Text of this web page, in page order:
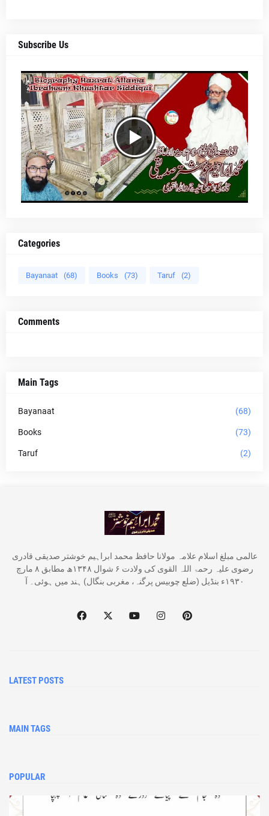
Subscribe Us
Categories
Bayanaat (68) Books (73) Taruf (2)
Comments
Main Tags
Bayanaat (68)
Books (73)
Taruf (2)
عالمی مبلغ اسلام علامہ مولانا حافظ محمد ابراہیم خوشتر صدیقی قادری
رضوی علیہ رحمۃ اللہ القوی کی ولادت ۶ شوال ۱۳۴۸ھ مطابق ۸ مارچ
۱۹۳۰ء بنڈیل (ضلع چوبیس پرگنہ، مغربی بنگال) ہند میں ہوئی۔ آ
LATEST POSTS
MAIN TAGS
POPULAR